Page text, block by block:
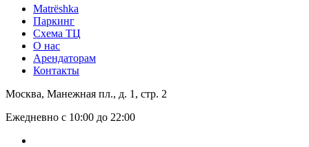
Matrёshka
Паркинг
Схема ТЦ
О нас
Арендаторам
Контакты
Москва, Манежная пл., д. 1, стр. 2
Ежедневно с 10:00 до 22:00